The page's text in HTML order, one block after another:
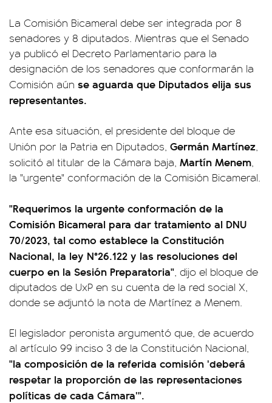
La Comisión Bicameral debe ser integrada por 8
senadores y 8 diputados. Mientras que el Senado
ya publicó el Decreto Parlamentario para la
designación de los senadores que conformarán la
Comisión aún se aguarda que Diputados elija sus
representantes.
Ante esa situación, el presidente del bloque de
Unión por la Patria en Diputados, Germán Martínez,
solicitó al titular de la Cámara baja, Martín Menem,
la "urgente" conformación de la Comisión Bicameral.
"Requerimos la urgente conformación de la
Comisión Bicameral para dar tratamiento al DNU
70/2023, tal como establece la Constitución
Nacional, la ley N°26.122 y las resoluciones del
cuerpo en la Sesión Preparatoria", dijo el bloque de
diputados de UxP en su cuenta de la red social X,
donde se adjuntó la nota de Martínez a Menem.
El legislador peronista argumentó que, de acuerdo
al artículo 99 inciso 3 de la Constitución Nacional,
"la composición de la referida comisión 'deberá
respetar la proporción de las representaciones
políticas de cada Cámara'".